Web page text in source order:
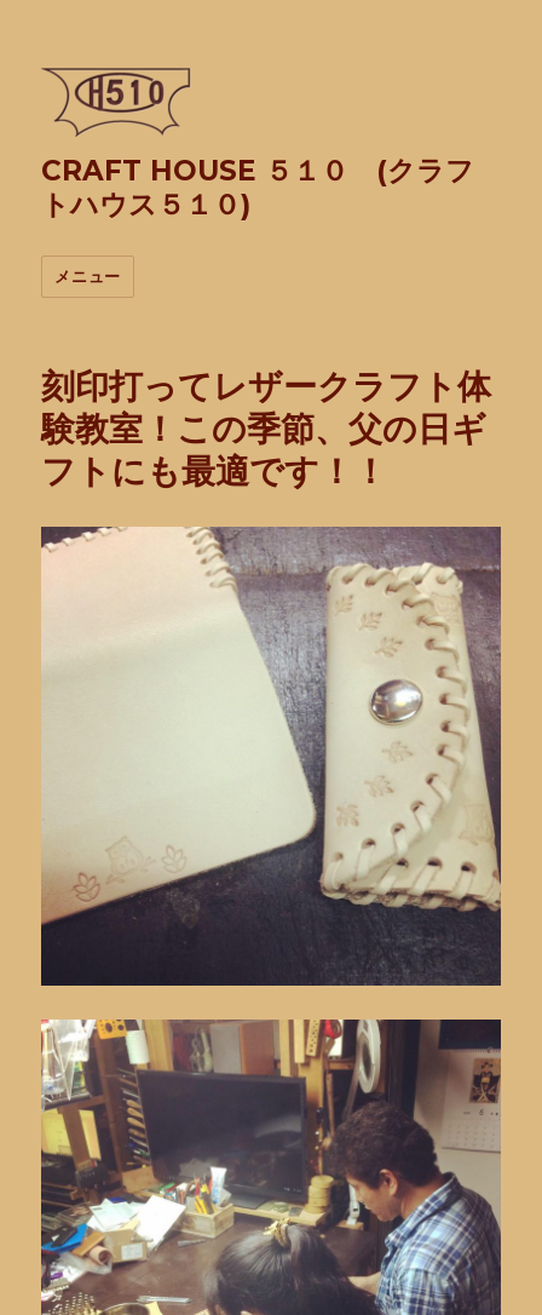
CRAFT HOUSE ５１０ (クラフ
トハウス５１０)
メニュー
刻印打ってレザークラフト体
験教室！この季節、父の日ギ
フトにも最適です！！